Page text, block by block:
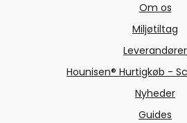
Om os
Miljøtiltag
Leverandører
Hounisen® Hurtigkøb -
Nyheder
Guides